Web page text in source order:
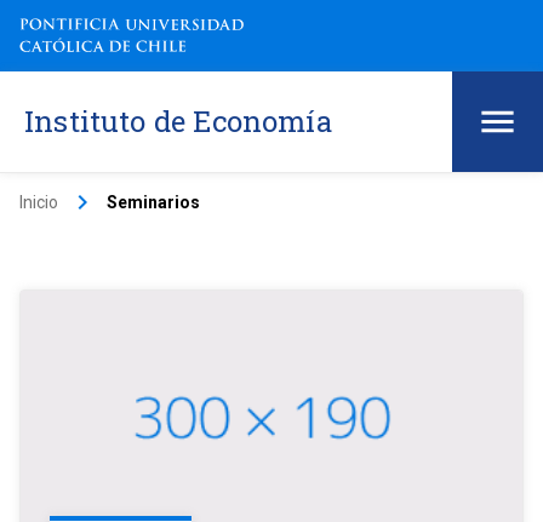
Instituto de Economía
Inicio keyboard_arrow_right Seminarios